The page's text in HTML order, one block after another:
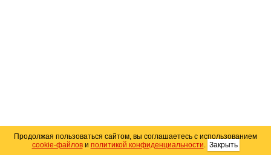
Продолжая пользоваться сайтом, вы соглашаетесь с использованием
cookie-файлови политикой конфиденциальности. Закрыть